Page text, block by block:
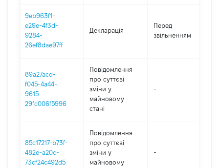
9eb963f1-
e29e-4f3d-
9284-
26ef8dae97ff
Декларація
Перед
звільненням
89a27acd-
f045-4a44-
9615-
29fc006f5996
Повідомлення
про суттєві
зміни y
майновому
стані
-
85c17217-b73f-
482e-a20c-
73cf24c492d5
Повідомлення
про суттєві
зміни y
майновому
-